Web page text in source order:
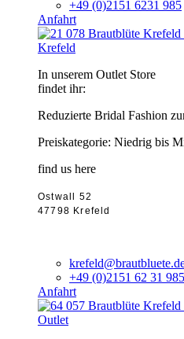
+49 (0)2151 6231 985
Anfahrt
Krefeld
In unserem Outlet Store
findet ihr:
Reduzierte Bridal Fashion
Preiskategorie: Niedrig bis
find us here
Ostwall 52
47798 Krefeld
+49 (0)2151 62 31 985
Anfahrt
Outlet